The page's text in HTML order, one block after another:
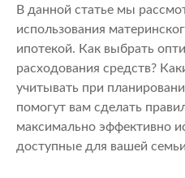
В данной статье мы
использования
ипотекой. Как выбрать
расходования средств?
учитывать при
помогут вам сделать
максимально эффективно
доступные для вашей